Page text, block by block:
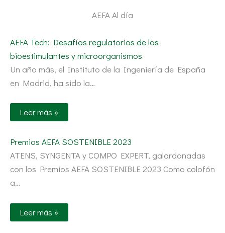
AEFA Al día
AEFA Tech: Desafíos regulatorios de los
bioestimulantes y microorganismos
Un año más, el Instituto de la Ingeniería de España
en Madrid, ha sido la…
Leer más »
Premios AEFA SOSTENIBLE 2023
ATENS, SYNGENTA y COMPO EXPERT, galardonadas
con los Premios AEFA SOSTENIBLE 2023 Como colofón
a…
Leer más »